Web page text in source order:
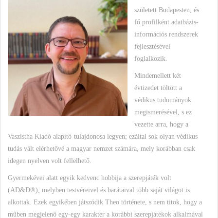
született Budapesten, és
fő profilként adatbázis-
információs rendszerek
fejlesztésével
foglalkozik.
Mindemellett két
évtizedet töltött a
védikus tudományok
megismerésével, s ez
vezette arra, hogy a
Vaszistha Kiadó alapító-tulajdonosa legyen; ezáltal sok olyan védikus
tudás vált elérhetővé a magyar nemzet számára, mely korábban csak
idegen nyelven volt fellelhető.
Gyermekévei alatt egyik kedvenc hobbija a szerepjáték volt
(AD&D®), melyben testvéreivel és barátaival több saját világot is
alkottak. Ezek egyikében játszódik Theo története, s nem titok, hogy a
műben megjelenő egy-egy karakter a korábbi szerepjátékok alkalmával